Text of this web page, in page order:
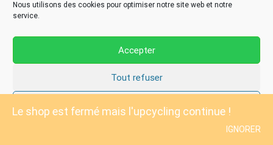
Nous utilisons des cookies pour optimiser notre site web et notre
service.
Accepter
Tout refuser
Préférences
Le shop est fermé mais l'upcycling continue !
IGNORER